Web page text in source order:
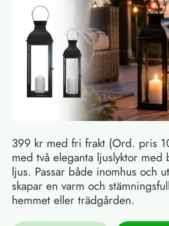
399 kr med fri frakt (Ord. pris
med två eleganta ljuslyktor med
ljus. Passar både inomhus och
skapar en varm och
hemmet eller trädgården.